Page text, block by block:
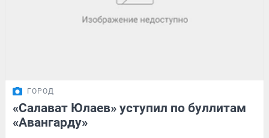
ГОРОД
«Салават Юлаев» уступил по буллитам
«Авангарду»